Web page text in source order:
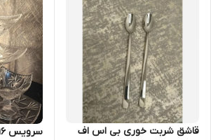
قاشق شربت خوری بی اس اف